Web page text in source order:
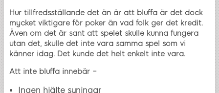
Hur tillfredsställande det än är att bluffa är det dock
mycket viktigare för poker än vad folk ger det kredit.
Även om det är sant att spelet skulle kunna fungera
utan det, skulle det inte vara samma spel som vi
känner idag. Det kunde det helt enkelt inte vara.
Att inte bluffa innebär –
Ingen hjälte syningar